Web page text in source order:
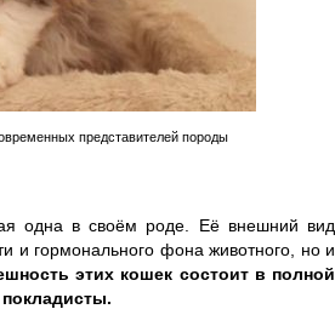
представителей породы
одна в своём роде. Её внешний вид
и гормонального фона животного, но и
этих кошек состоит в полной